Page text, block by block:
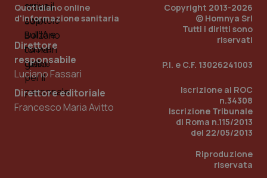
Quotidiano online
d'informazione sanitaria
Direttore
responsabile
Luciano Fassari
Direttore editoriale
Francesco Maria Avitto
Copyright 2013-2026
© Homnya Srl
Tutti i diritti sono
riservati
P.I. e C.F. 13026241003
Iscrizione al ROC
n.34308
Iscrizione Tribunale
di Roma n.115/2013
del 22/05/2013
Riproduzione
riservata